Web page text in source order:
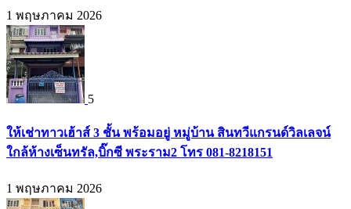
1 พฤษภาคม 2026
5
ให้เช่าทาวเฮ้าส์ 3 ชั้น พร้อมอยู่ หมู่บ้าน สินทวีแกรนด์วิลเลจน์
ใกล้ห้างเซ็นทรัล,บิ๊กซี พระราม2 โทร 081-8218151
1 พฤษภาคม 2026